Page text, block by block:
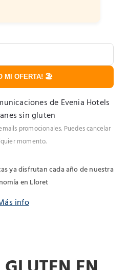
MI OFERTA! 🏖️
de Evenia Hotels
sin gluten
promocionales. Puedes cancelar
momento.
ya disfrutan cada año de nuestra
en Lloret
info